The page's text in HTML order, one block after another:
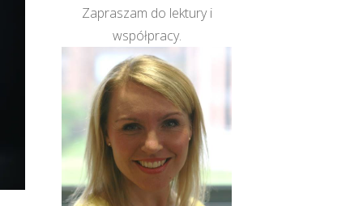
Zapraszam do lektury i
współpracy.